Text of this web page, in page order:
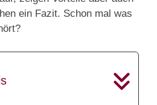
ein Fazit. Schon mal was